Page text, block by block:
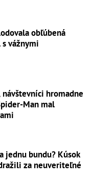
obľúbená
s vážnymi
návštevníci hromadne
Man mal
jednu bundu? Kúsok
za neuveriteľné